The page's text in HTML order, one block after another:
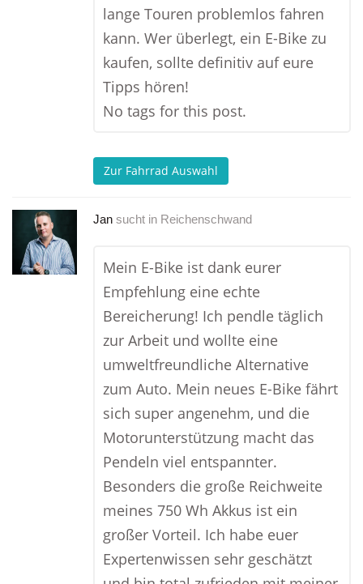
lange Touren problemlos fahren
kann. Wer überlegt, ein E-Bike zu
kaufen, sollte definitiv auf eure
Tipps hören!
No tags for this post.
Zur Fahrrad Auswahl
Jan sucht in Reichenschwand
Mein E-Bike ist dank eurer
Empfehlung eine echte
Bereicherung! Ich pendle täglich
zur Arbeit und wollte eine
umweltfreundliche Alternative
zum Auto. Mein neues E-Bike fährt
sich super angenehm, und die
Motorunterstützung macht das
Pendeln viel entspannter.
Besonders die große Reichweite
meines 750 Wh Akkus ist ein
großer Vorteil. Ich habe euer
Expertenwissen sehr geschätzt